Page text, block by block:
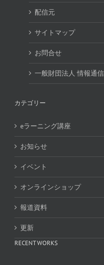
配信元
サイトマップ
お問合せ
一般財団法人 情報通
カテゴリー
eラーニング講座
お知らせ
イベント
オンラインショップ
報道資料
更新
RECENT WORKS